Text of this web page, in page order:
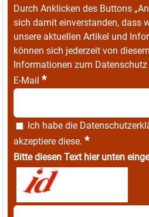
Durch Anklicken des Buttons
sich damit einverstanden, dass
unsere aktuellen Artikel und
können sich jederzeit von
Informationen zum
E-Mail *
Ich habe die
akzeptiere diese. *
Bitte diesen Text hier unten